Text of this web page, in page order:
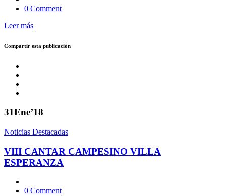
0 Comment
Leer más
Compartir esta publicación
31Ene’18
Noticias Destacadas
VIII CANTAR CAMPESINO VILLA
ESPERANZA
0 Comment